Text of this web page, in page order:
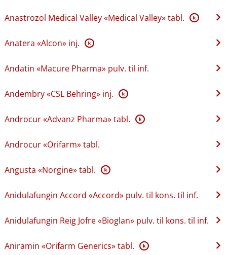
Anastrozol Medical Valley «Medical Valley» tabl. K
Anatera «Alcon» inj. K
Andatin «Macure Pharma» pulv. til inf.
Andembry «CSL Behring» inj. K
Androcur «Advanz Pharma» tabl. K
Androcur «Orifarm» tabl.
Angusta «Norgine» tabl. K
Anidulafungin Accord «Accord» pulv. til kons. til inf.
Anidulafungin Reig Jofre «Bioglan» pulv. til kons. til inf.
Aniramin «Orifarm Generics» tabl. K